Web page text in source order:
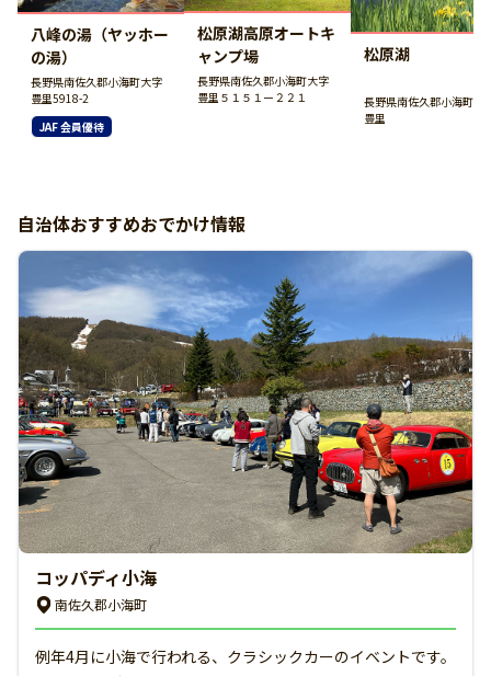
八峰の湯（ヤッホー
の湯）
長野県南佐久郡小海町大字
豊里5918-2
JAF 会員優待
松原湖高原オートキ
ャンプ場
長野県南佐久郡小海町大字
豊里５１５１ー２２１
松原湖
長野県南佐久郡小海町大
豊里
自治体おすすめおでかけ情報
コッパディ小海
南佐久郡小海町
例年4月に小海で行われる、クラシックカーのイベントです。